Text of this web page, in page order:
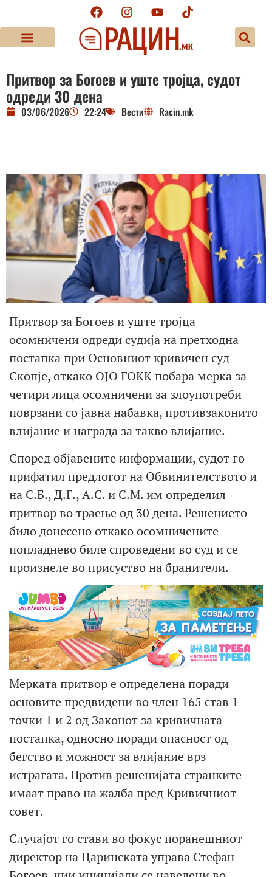
Притвор за Богоев и уште тројца, судот
одреди 30 дена
03/06/2026 22:24 Вести Racin.mk
Притвор за Богоев и уште тројца
осомничени одреди судија на претходна
постапка при Основниот кривичен суд
Скопје, откако ОЈО ГОКК побара мерка за
четири лица осомничени за злоупотреби
поврзани со јавна набавка, противзаконито
влијание и награда за такво влијание.
Според објавените информации, судот го
прифатил предлогот на Обвинителството и
на С.Б., Д.Г., А.С. и С.М. им определил
притвор во траење од 30 дена. Решението
било донесено откако осомничените
попладнево биле спроведени во суд и се
произнеле во присуство на бранители.
Мерката притвор е определена поради
основите предвидени во член 165 став 1
точки 1 и 2 од Законот за кривичната
постапка, односно поради опасност од
бегство и можност за влијание врз
истрагата. Против решенијата странките
имаат право на жалба пред Кривичниот
совет.
Случајот го стави во фокус поранешниот
директор на Царинската управа Стефан